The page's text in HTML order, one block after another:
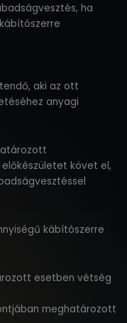
ha
aki az ott
anyagi
követ el,
kábítószerre
esetben vétség
meghatározott